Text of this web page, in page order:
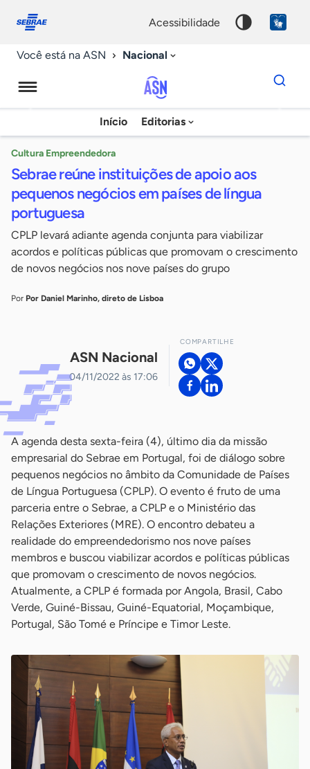
conosco
acessibilidade
Você está na ASN Nacional
Agência
Sebrae
Notícias
Início Editorias
Dados
para
chave
Cultura Empreendedora
Sebrae reúne instituições de apoio aos
pequenos negócios em países de língua
portuguesa
CPLP levará adiante agenda conjunta para viabilizar
acordos e políticas públicas que promovam o crescimento
de novos negócios nos nove países do grupo
Por Por Daniel Marinho, direto de Lisboa
ASN Nacional
04/11/2022 às 17:06
COMPARTILHE
A agenda desta sexta-feira (4), último dia da missão
empresarial do Sebrae em Portugal, foi de diálogo sobre
pequenos negócios no âmbito da Comunidade de Países
de Língua Portuguesa (CPLP). O evento é fruto de uma
parceria entre o Sebrae, a CPLP e o Ministério das
Relações Exteriores (MRE). O encontro debateu a
realidade do empreendedorismo nos nove países
membros e buscou viabilizar acordos e políticas públicas
que promovam o crescimento de novos negócios.
Atualmente, a CPLP é formada por Angola, Brasil, Cabo
Verde, Guiné-Bissau, Guiné-Equatorial, Moçambique,
Portugal, São Tomé e Príncipe e Timor Leste.